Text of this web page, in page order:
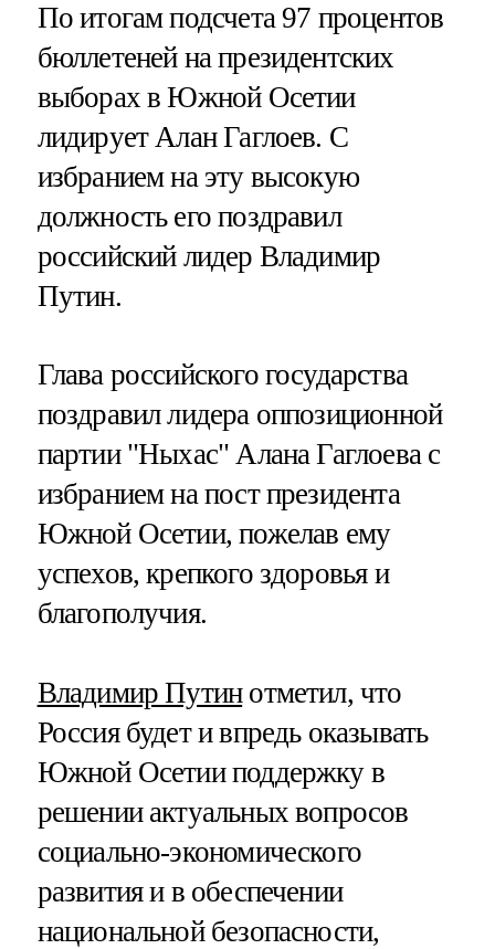
По итогам подсчета 97 процентов
бюллетеней на президентских
выборах в Южной Осетии
лидирует Алан Гаглоев. С
избранием на эту высокую
должность его поздравил
российский лидер Владимир
Путин.
Глава российского государства
поздравил лидера оппозиционной
партии "Ныхас" Алана Гаглоева с
избранием на пост президента
Южной Осетии, пожелав ему
успехов, крепкого здоровья и
благополучия.
Владимир Путинотметил, что
Россия будет и впредь оказывать
Южной Осетии поддержку в
решении актуальных вопросов
социально-экономического
развития и в обеспечении
национальной безопасности,